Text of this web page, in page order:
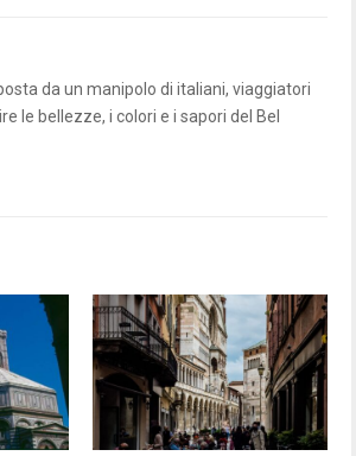
da un manipolo di italiani, viaggiatori
le bellezze, i colori e i sapori del Bel